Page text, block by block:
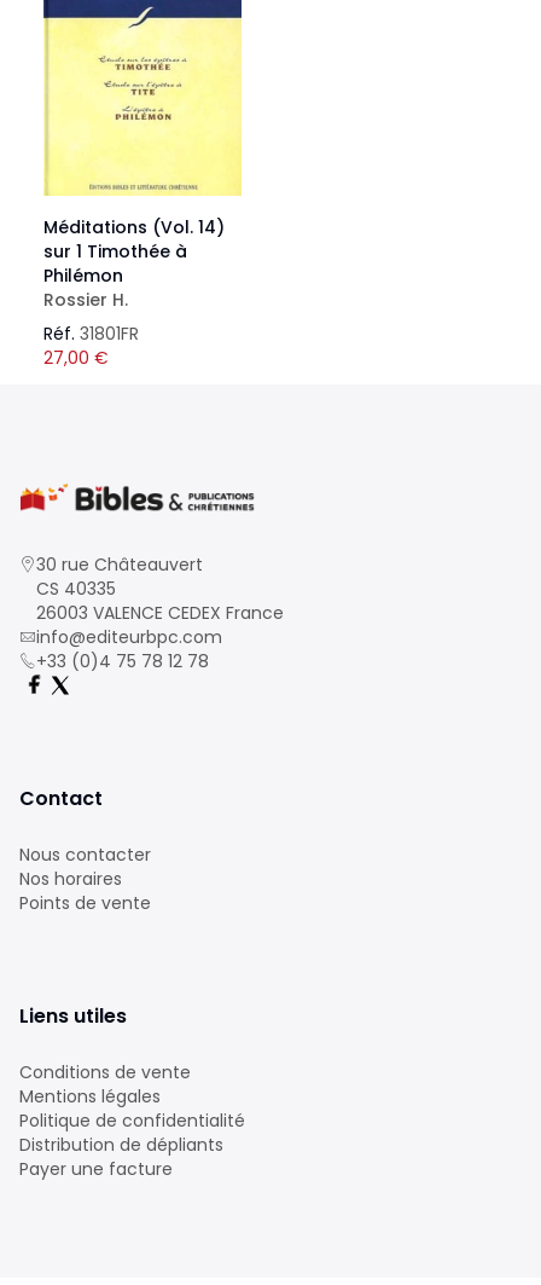
Méditations (Vol. 14)
sur 1 Timothée à
Philémon
Rossier H.
Réf. 31801FR
27,00 €
30 rue Châteauvert
CS 40335
26003 VALENCE CEDEX France
info@editeurbpc.com
+33 (0)4 75 78 12 78
Contact
Nous contacter
Nos horaires
Points de vente
Liens utiles
Conditions de vente
Mentions légales
Politique de confidentialité
Distribution de dépliants
Payer une facture